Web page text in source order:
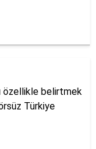
özellikle belirtmek
Türkiye